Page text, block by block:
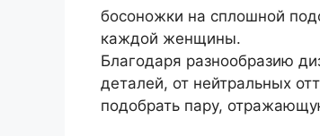
босоножки на сплошной
каждой женщины.
Благодаря разнообразию
деталей, от нейтральных
подобрать пару,